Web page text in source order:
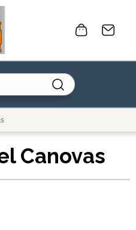
Canovas